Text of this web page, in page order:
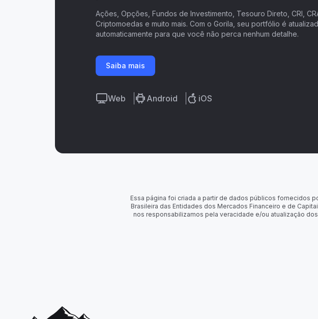
Ações, Opções, Fundos de Investimento, Tesouro Direto, CRI,
Criptomoedas e muito mais. Com o Gorila, seu portfólio é
automaticamente para que você não perca nenhum detalhe.
Saiba mais
Web Android iOS
Essa página foi criada a partir de dados públicos fornecidos
Brasileira das Entidades dos Mercados Financeiro e de
nos responsabilizamos pela veracidade e/ou atualização